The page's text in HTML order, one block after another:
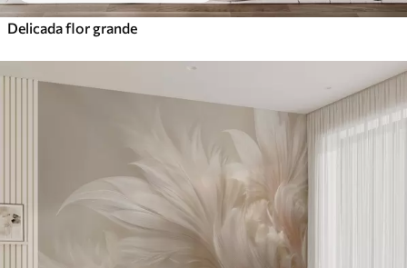
Delicada flor grande